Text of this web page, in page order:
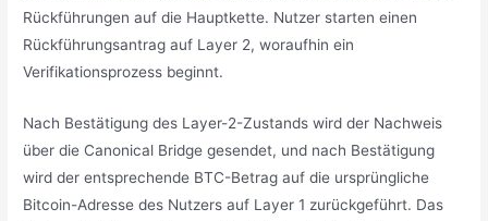
Rückführungen auf die Hauptkette. Nutzer starten einen
Rückführungsantrag auf Layer 2, woraufhin ein
Verifikationsprozess beginnt.
Nach Bestätigung des Layer-2-Zustands wird der Nachweis
über die Canonical Bridge gesendet, und nach Bestätigung
wird der entsprechende BTC-Betrag auf die ursprüngliche
Bitcoin-Adresse des Nutzers auf Layer 1 zurückgeführt. Das